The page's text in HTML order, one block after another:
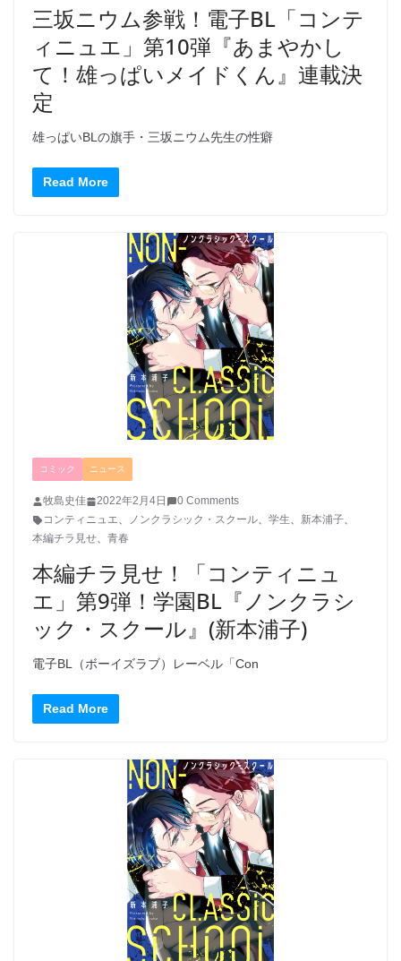
三坂ニウム参戦！電子BL「コンテ
ィニュエ」第10弾『あまやかし
て！雄っぱいメイドくん』連載決
定
雄っぱいBLの旗手・三坂ニウム先生の性癖
Read More
コミック ニュース
牧島史佳 2022年2月4日
0 Comments
コンティニュエ、 ノンクラシック・スクール、 学生、 新本浦子、
本編チラ見せ、 青春
本編チラ見せ！「コンティニュ
エ」第9弾！学園BL『ノンクラシ
ック・スクール』(新本浦子)
電子BL（ボーイズラブ）レーベル「Con
Read More